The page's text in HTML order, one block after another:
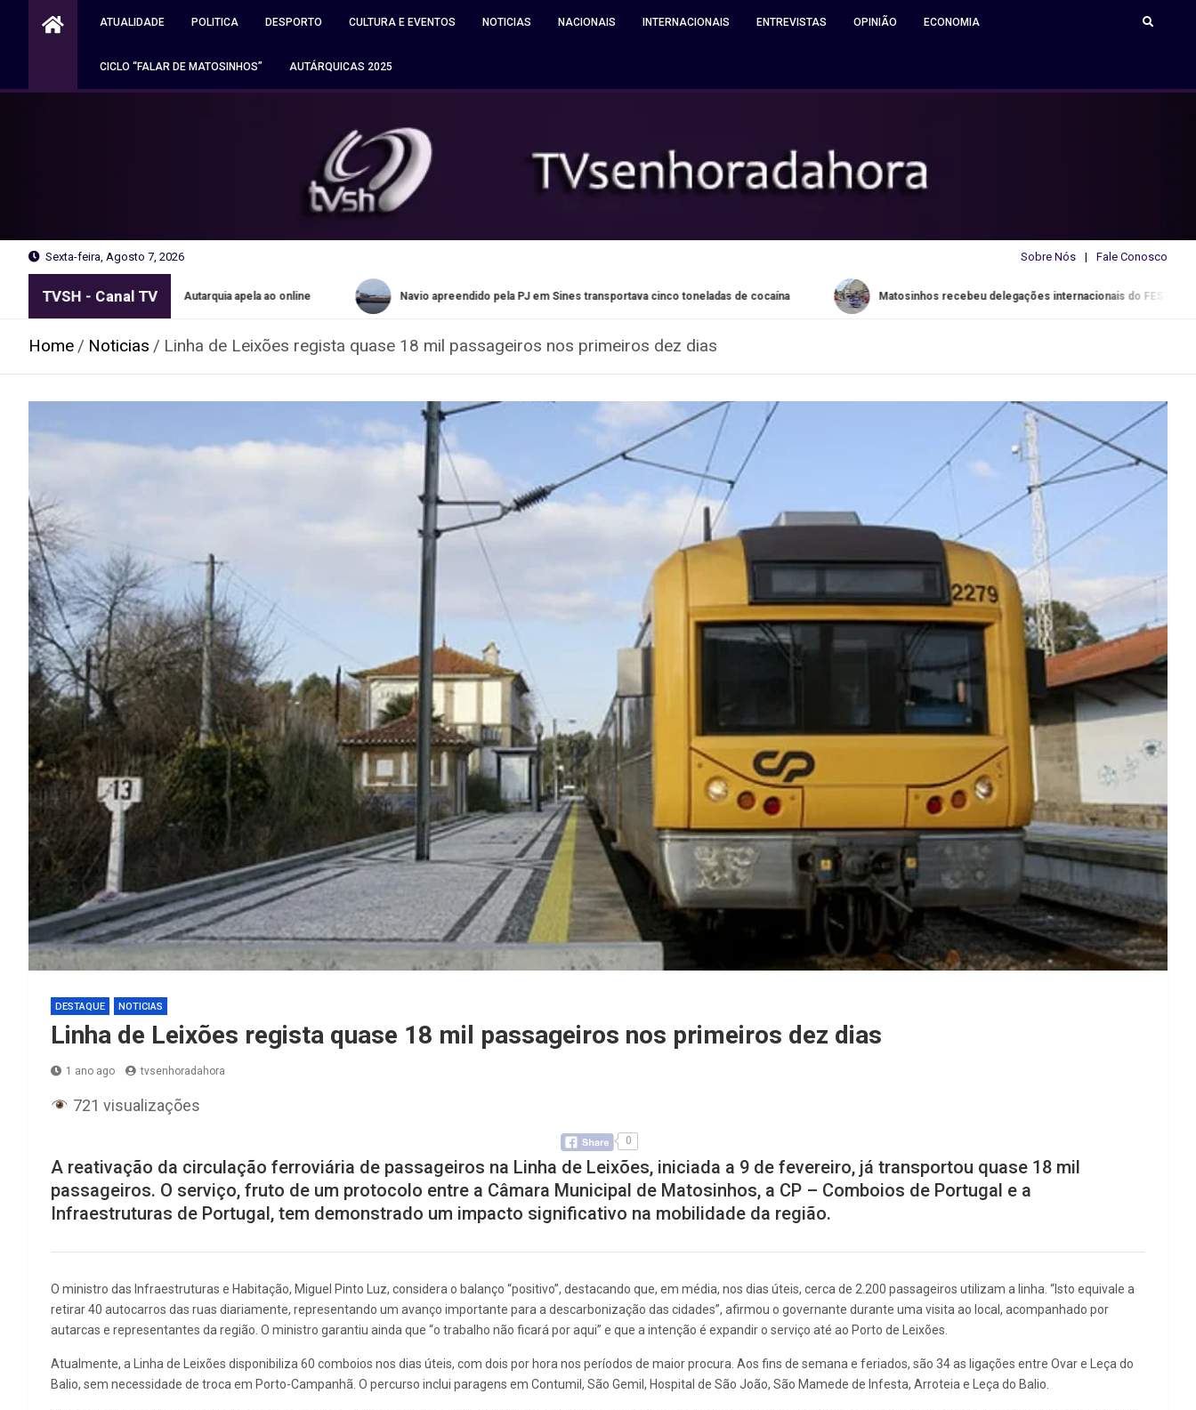
ATUALIDADE POLITICA DESPORTO CULTURA E EVENTOS NOTICIAS NACIONAIS INTERNACIONAIS ENTREVISTAS OPINIÃO ECONOMIA
CICLO “FALAR DE MATOSINHOS” AUTÁRQUICAS 2025
Sexta-feira, Agosto 7, 2026 Sobre Nós Fale Conosco
TVSH - Canal TV
grátis no Porto. Autarquia apela ao online Navio apreendido pela PJ em Sines transportava cinco toneladas de cocaína Matosinhos recebeu delegações internacionais do FESTARTE
Home Noticias Linha de Leixões regista quase 18 mil passageiros nos primeiros dez dias
DESTAQUE NOTICIAS
Linha de Leixões regista quase 18 mil passageiros nos primeiros dez dias
1 ano ago tvsenhoradahora
721 visualizações
0
A reativação da circulação ferroviária de passageiros na Linha de Leixões, iniciada a 9 de fevereiro, já transportou quase 18 mil
passageiros. O serviço, fruto de um protocolo entre a Câmara Municipal de Matosinhos, a CP – Comboios de Portugal e a
Infraestruturas de Portugal, tem demonstrado um impacto significativo na mobilidade da região.
O ministro das Infraestruturas e Habitação, Miguel Pinto Luz, considera o balanço “positivo”, destacando que, em média, nos dias úteis, cerca de 2.200 passageiros utilizam a linha. “Isto equivale a
retirar 40 autocarros das ruas diariamente, representando um avanço importante para a descarbonização das cidades”, afirmou o governante durante uma visita ao local, acompanhado por
autarcas e representantes da região. O ministro garantiu ainda que “o trabalho não ficará por aqui” e que a intenção é expandir o serviço até ao Porto de Leixões.
Atualmente, a Linha de Leixões disponibiliza 60 comboios nos dias úteis, com dois por hora nos períodos de maior procura. Aos fins de semana e feriados, são 34 as ligações entre Ovar e Leça do
Balio, sem necessidade de troca em Porto-Campanhã. O percurso inclui paragens em Contumil, São Gemil, Hospital de São João, São Mamede de Infesta, Arroteia e Leça do Balio.